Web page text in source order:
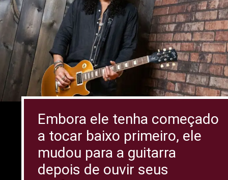
Embora ele tenha começado
a tocar baixo primeiro, ele
mudou para a guitarra
depois de ouvir seus